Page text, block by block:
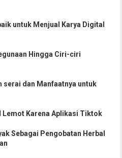
untuk Menjual Karya Digital
Hingga Ciri-ciri
serai dan Manfaatnya untuk
Lemot Karena Aplikasi Tiktok
Sebagai Pengobatan Herbal